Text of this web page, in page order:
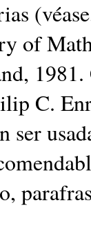
of
1981.
C.
ser